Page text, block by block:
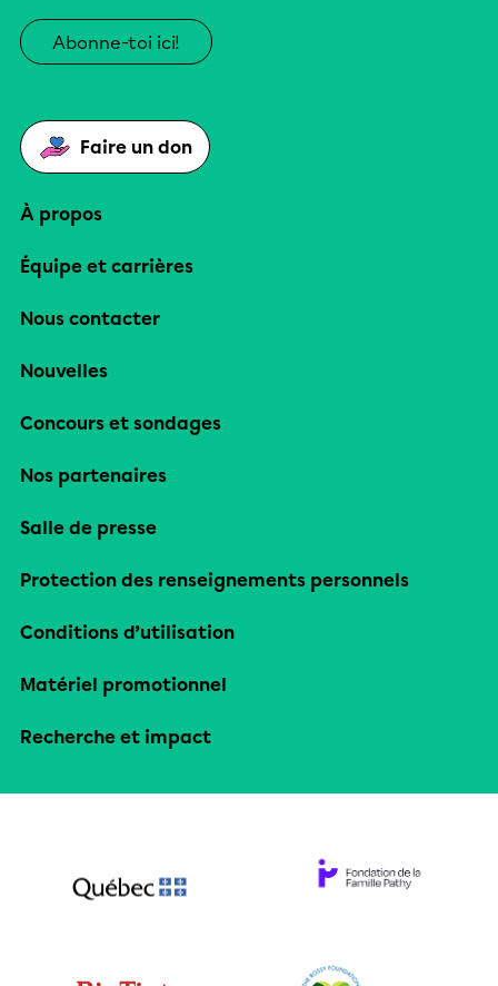
Abonne-toi ici!
Faire un don
À propos
Équipe et carrières
Nous contacter
Nouvelles
Concours et sondages
Nos partenaires
Salle de presse
Protection des renseignements personnels
Conditions d’utilisation
Matériel promotionnel
Recherche et impact